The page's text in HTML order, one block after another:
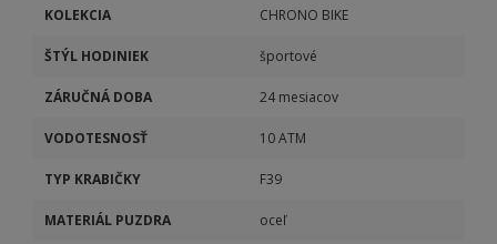
KOLEKCIA CHRONO BIKE
ŠTÝL HODINIEK športové
ZÁRUČNÁ DOBA 24 mesiacov
VODOTESNOSŤ 10 ATM
TYP KRABIČKY F39
MATERIÁL PUZDRA oceľ